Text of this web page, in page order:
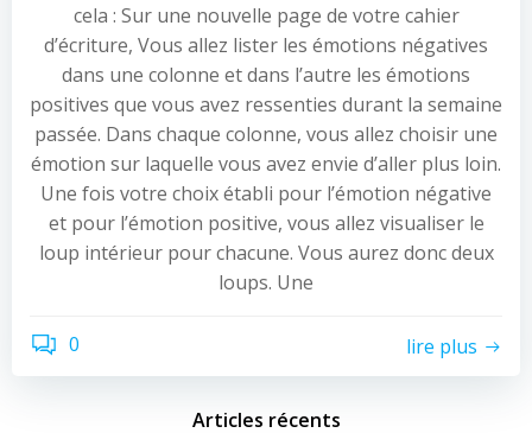
cela : Sur une nouvelle page de votre cahier
d’écriture, Vous allez lister les émotions négatives
dans une colonne et dans l’autre les émotions
positives que vous avez ressenties durant la semaine
passée. Dans chaque colonne, vous allez choisir une
émotion sur laquelle vous avez envie d’aller plus loin.
Une fois votre choix établi pour l’émotion négative
et pour l’émotion positive, vous allez visualiser le
loup intérieur pour chacune. Vous aurez donc deux
loups. Une
0 lire plus
Articles récents